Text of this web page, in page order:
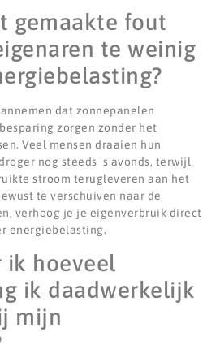
gemaakte fout
te weinig
dat zonnepanelen
zorgen zonder het
Veel mensen draaien hun
nog steeds 's avonds, terwijl
stroom terugleveren aan het
te verschuiven naar de
verhoog je je eigenverbruik direct
energiebelasting.
ik hoeveel
ik daadwerkelijk
mijn